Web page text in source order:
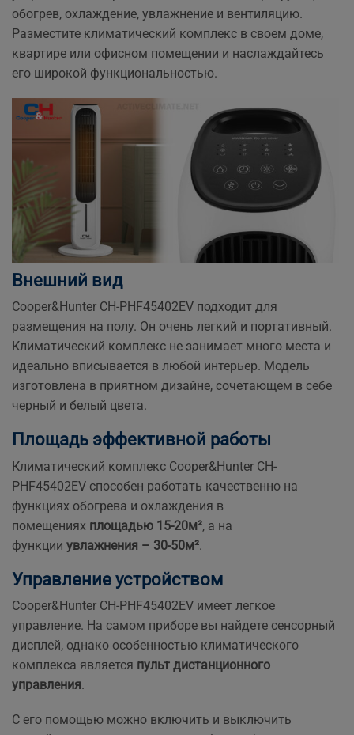
обогрев, охлаждение, увлажнение и вентиляцию.
Разместите климатический комплекс в своем доме,
квартире или офисном помещении и наслаждайтесь
его широкой функциональностью.
Внешний вид
Cooper&Hunter CH-PHF45402EV подходит для
размещения на полу. Он очень легкий и портативный.
Климатический комплекс не занимает много места и
идеально вписывается в любой интерьер. Модель
изготовлена в приятном дизайне, сочетающем в себе
черный и белый цвета.
Площадь эффективной работы
Климатический комплекс Cooper&Hunter CH-
PHF45402EV способен работать качественно на
функциях обогрева и охлаждения в
помещениях площадью 15-20м², а на
функции увлажнения – 30-50м².
Управление устройством
Cooper&Hunter CH-PHF45402EV имеет легкое
управление. На самом приборе вы найдете сенсорный
дисплей, однако особенностью климатического
комплекса является пульт дистанционного
управления.
С его помощью можно включить и выключить